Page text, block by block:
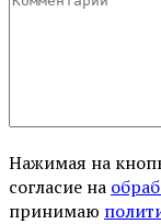
Нажимая на
согласие на
принимаю